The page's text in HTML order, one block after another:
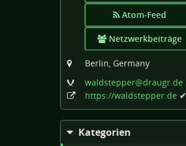
Atom-Feed
Netzwerkbeiträge
Berlin, Germany
waldstepper@draugr.de
https://waldstepper.de ✔
Kategorien